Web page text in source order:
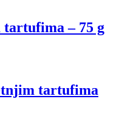
– 75 g
tartufima